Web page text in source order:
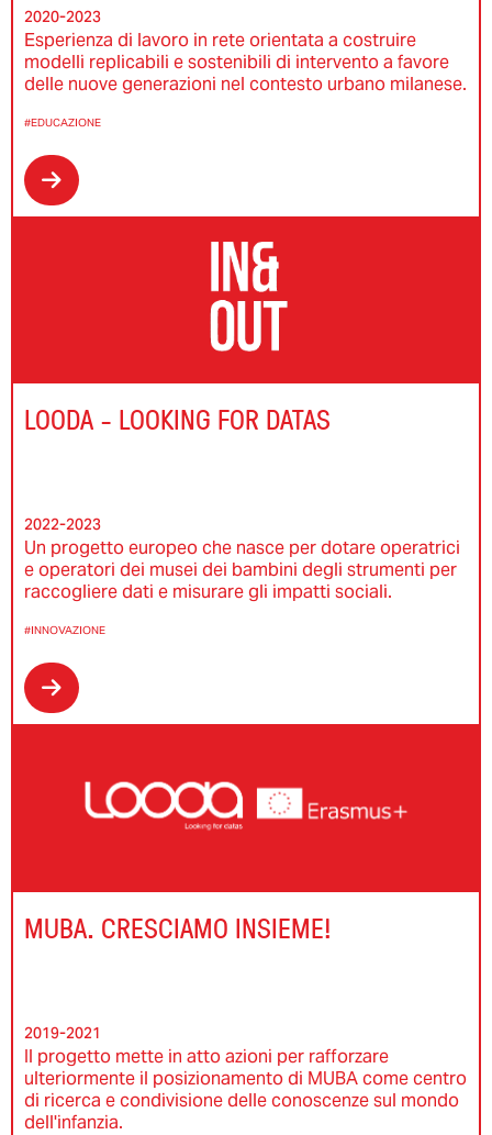
2020-2023
Esperienza di lavoro in rete orientata a costruire
modelli replicabili e sostenibili di intervento a favore
delle nuove generazioni nel contesto urbano milanese.
#EDUCAZIONE
LOODA - LOOKING FOR DATAS
2022-2023
Un progetto europeo che nasce per dotare operatrici
e operatori dei musei dei bambini degli strumenti per
raccogliere dati e misurare gli impatti sociali.
#INNOVAZIONE
MUBA. CRESCIAMO INSIEME!
2019-2021
Il progetto mette in atto azioni per rafforzare
ulteriormente il posizionamento di MUBA come centro
di ricerca e condivisione delle conoscenze sul mondo
dell'infanzia.